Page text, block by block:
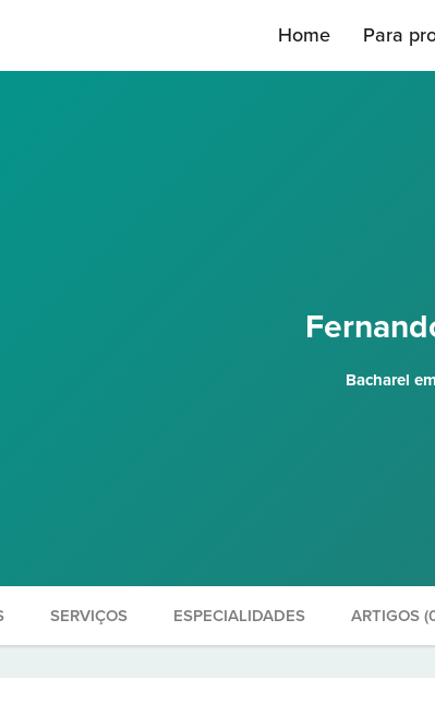
Home Para
Bacharel
SERVIÇOS ESPECIALIDADES ARTIGOS